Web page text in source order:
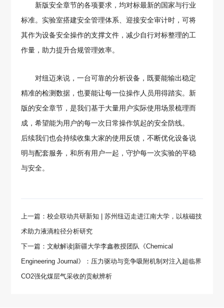
新版安全章节的各项要求，均对标最新的国家与行业
标准。实验室搭建安全管理体系、迎接安全审计时，可将
其作为设备安全操作的支撑文件，减少自行对标整理的工
作量，助力提升合规管理效率。
对纽迈来说，一台可靠的分析设备，既要能输出稳定
精准的检测数据，也要能让每一位操作人员用得踏实。新
版的安全章节，是我们基于大量用户实际使用场景梳理而
成，希望能为用户的每一次日常操作筑起的安全防线。
后续我们也会持续收集大家的使用反馈，不断优化设备说
明与配套服务，和所有用户一起，守护每一次实验的平稳
与安全。
上一篇：校企联动共研新知 | 苏州纽迈走进江南大学，以核磁技
术助力液滴粒径分析研究
下一篇：文献解读|新疆大学李鑫教授团队《Chemical
Engineering Journal》：压力驱动与竞争吸附机制对注入超临界
CO2强化煤层气采收的贡献辨析